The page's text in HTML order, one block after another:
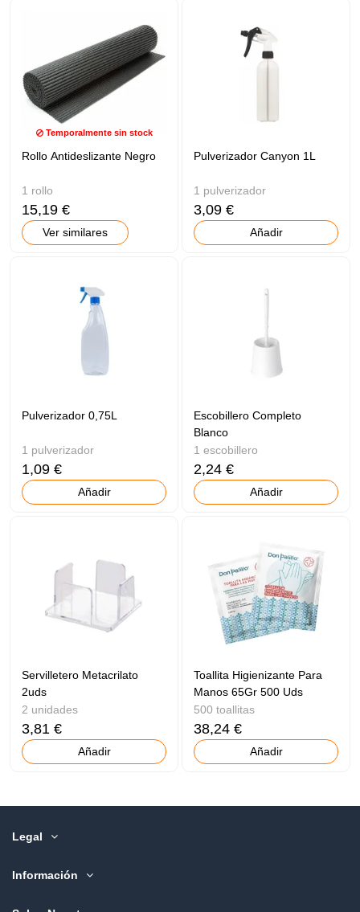
Temporalmente sin stock
Rollo Antideslizante Negro
1 rollo
15,19 €
Ver similares
Pulverizador Canyon 1L
1 pulverizador
3,09 €
Añadir
Pulverizador 0,75L
1 pulverizador
1,09 €
Añadir
Escobillero Completo
Blanco
1 escobillero
2,24 €
Añadir
Servilletero Metacrilato
2uds
2 unidades
3,81 €
Añadir
Toallita Higienizante Para
Manos 65Gr 500 Uds
500 toallitas
38,24 €
Añadir
Legal
Información